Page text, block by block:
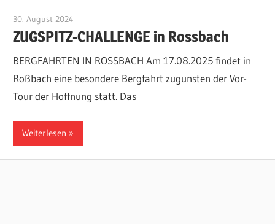
30. August 2024
ZUGSPITZ-CHALLENGE in Rossbach
BERGFAHRTEN IN ROSSBACH Am 17.08.2025 findet in
Roßbach eine besondere Bergfahrt zugunsten der Vor-
Tour der Hoffnung statt. Das
Weiterlesen